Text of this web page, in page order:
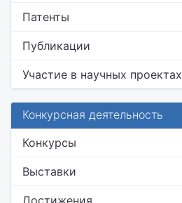
Патенты
Публикации
Участие в научных проектах
Конкурсная деятельность
Конкурсы
Выставки
Достижения